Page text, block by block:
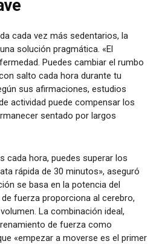
cada vez más sedentarios, la
solución pragmática. «El
Puedes cambiar el rumbo
salto cada hora durante tu
sus afirmaciones, estudios
actividad puede compensar los
sentado por largos
cada hora, puedes superar los
rápida de 30 minutos», aseguró
se basa en la potencia del
fuerza proporciona al cerebro,
La combinación ideal,
de fuerza como
«empezar a moverse es el primer